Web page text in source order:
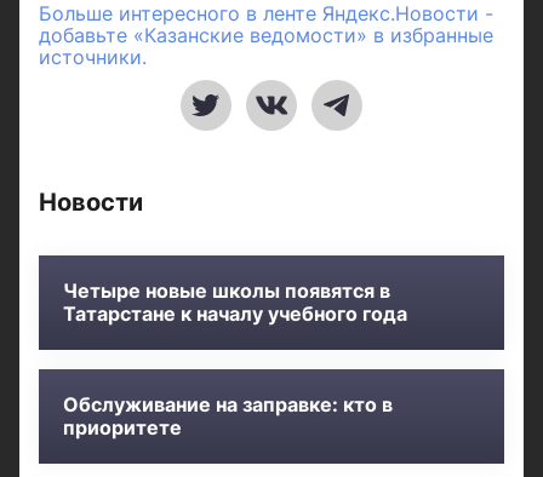
Больше интересного в ленте Яндекс.Новости -
добавьте «Казанские ведомости» в избранные
источники.
Новости
Четыре новые школы появятся в
Татарстане к началу учебного года
Обслуживание на заправке: кто в
приоритете